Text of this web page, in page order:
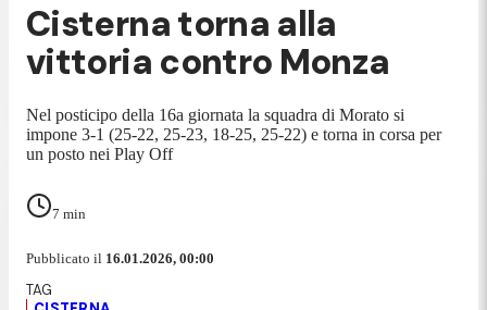
Cisterna torna alla
vittoria contro Monza
Nel posticipo della 16a giornata la squadra di Morato si
impone 3-1 (25-22, 25-23, 18-25, 25-22) e torna in corsa per
un posto nei Play Off
7 min
Pubblicato il 16.01.2026, 00:00